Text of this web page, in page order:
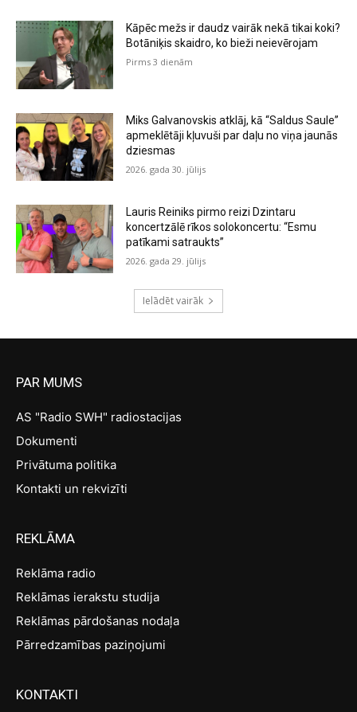
Kāpēc mežs ir daudz vairāk nekā tikai koki?
Botāniķis skaidro, ko bieži neievērojam
Pirms 3 dienām
Miks Galvanovskis atklāj, kā “Saldus Saule”
apmeklētāji kļuvuši par daļu no viņa jaunās
dziesmas
2026. gada 30. jūlijs
Lauris Reiniks pirmo reizi Dzintaru
koncertzālē rīkos solokoncertu: “Esmu
patīkami satraukts”
2026. gada 29. jūlijs
Ielādēt vairāk
PAR MUMS
AS "Radio SWH" radiostacijas
Dokumenti
Privātuma politika
Kontakti un rekvizīti
REKLĀMA
Reklāma radio
Reklāmas ierakstu studija
Reklāmas pārdošanas nodaļa
Pārredzamības paziņojumi
KONTAKTI